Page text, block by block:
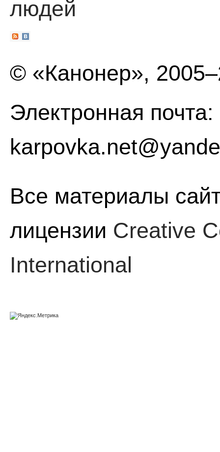
людей
© «Канонер»,
Электронная почта:
Все материалы
лицензии Creative
International